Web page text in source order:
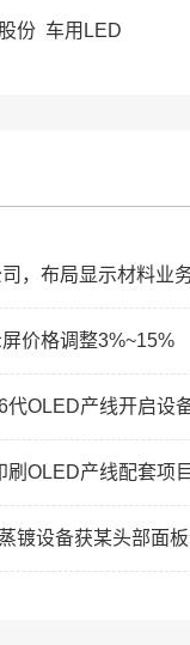
W
e
份 车用LED
，布局显示材料业
价格调整3%~15%
代OLED产线开启设
刷OLED产线配套项
镀设备获某头部面